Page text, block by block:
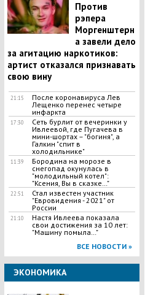
Против
рэпера
Моргенштерн
а завели дело
за агитацию наркотиков:
артист отказался признавать
свою вину
21:15
После коронавируса Лев
Лещенко перенес четыре
инфаркта
17:30
Сеть бурлит от вечеринки у
Ивлеевой, где Пугачева в
мини-шортах – "богиня", а
Галкин "спит в
холодильнике"
11:39
Бородина на морозе в
снегопад окунулась в
"молодильный котел":
"Ксения, Вы в сказке…"
22:51
Стал известен участник
"Евровидения - 2021" от
России
21:10
Настя Ивлеева показала
свои достижения за 10 лет:
"Машину помыла…"
ВСЕ НОВОСТИ »
ЭКОНОМИКА